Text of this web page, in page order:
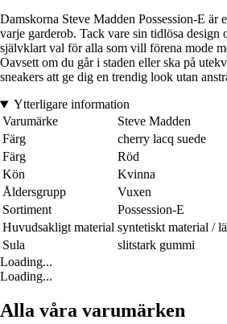
Damskorna Steve Madden Possession-E är
varje garderob. Tack vare sin tidlösa design
självklart val för alla som vill förena mode
Oavsett om du går i staden eller ska på
sneakers att ge dig en trendig look utan
Ytterligare information
Varumärke
Steve Madden
Färg
cherry lacq suede
Färg
Röd
Kön
Kvinna
Åldersgrupp
Vuxen
Sortiment
Possession-E
Huvudsakligt material syntetiskt material /
Sula
slitstark gummi
Loading...
Loading...
Alla våra varumärken